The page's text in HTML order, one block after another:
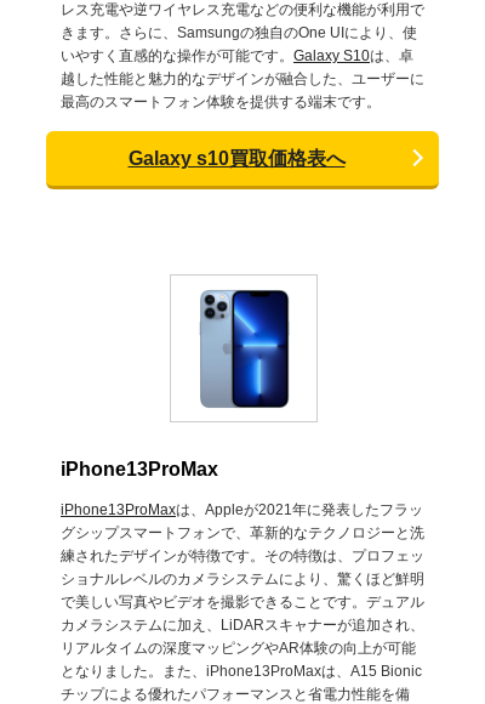
レス充電や逆ワイヤレス充電などの便利な機能が利用で
きます。さらに、Samsungの独自のOne UIにより、使
いやすく直感的な操作が可能です。 Galaxy S10は、卓
越した性能と魅力的なデザインが融合した、ユーザーに
最高のスマートフォン体験を提供する端末です。
Galaxy s10買取価格表へ
iPhone13ProMax
iPhone13ProMaxは、Appleが2021年に発表したフラッ
グシップスマートフォンで、革新的なテクノロジーと洗
練されたデザインが特徴です。その特徴は、プロフェッ
ショナルレベルのカメラシステムにより、驚くほど鮮明
で美しい写真やビデオを撮影できることです。デュアル
カメラシステムに加え、LiDARスキャナーが追加され、
リアルタイムの深度マッピングやAR体験の向上が可能
となりました。また、iPhone13ProMaxは、A15 Bionic
チップによる優れたパフォーマンスと省電力性能を備